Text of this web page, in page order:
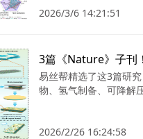
2026/3/6 14:21:51
3篇《Nature》子刊
易丝帮精选了这3篇研
物、氢气制备、可降解
2026/2/26 16:24:58